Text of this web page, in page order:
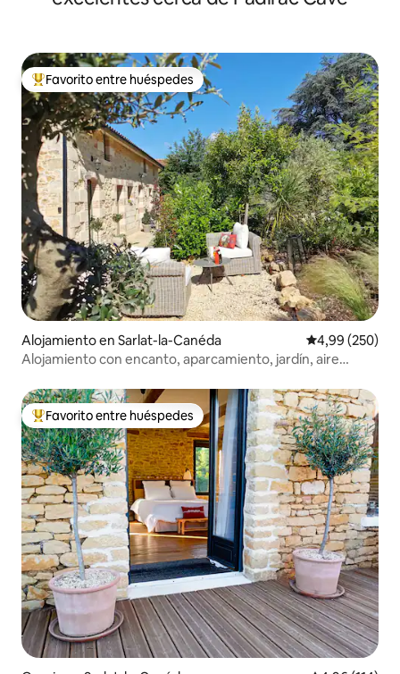
Favorito entre los huéspedes más destacados
Favorito entre huéspedes
Alojamiento en Sarlat-la-Canéda Calificación
4,99 (250)
Alojamiento con encanto, aparcamiento, jardín, aire
Favorito entre los huéspedes más destacados
Favorito entre huéspedes